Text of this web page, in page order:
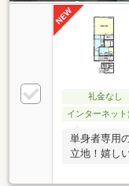
礼金なし
インターネット
単身者専用
立地！嬉し